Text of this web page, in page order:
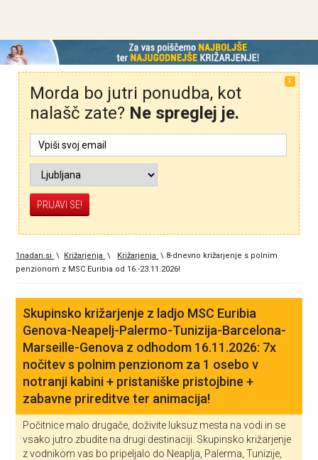
X
Morda bo jutri ponudba, kot
nalašč zate? Ne spreglej je.
1nadan.si \ Križarjenja \ Križarjenja \ 8-dnevno križarjenje s polnim
penzionom z MSC Euribia od 16.-23.11.2026!
Skupinsko križarjenje z ladjo MSC Euribia
Genova-Neapelj-Palermo-Tunizija-Barcelona-
Marseille-Genova z odhodom 16.11.2026: 7x
nočitev s polnim penzionom za 1 osebo v
notranji kabini + pristaniške pristojbine +
zabavne prireditve ter animacija!
Počitnice malo drugače, doživite luksuz mesta na vodi in se
vsako jutro zbudite na drugi destinaciji. Skupinsko križarjenje
z vodnikom vas bo pripeljalo do Neaplja, Palerma, Tunizije,